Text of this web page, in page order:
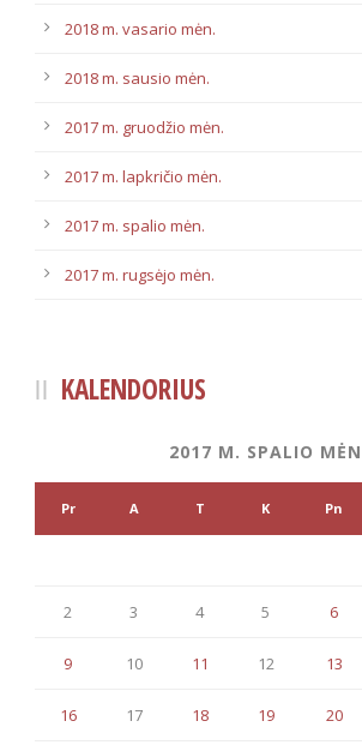
2018 m. vasario mėn.
2018 m. sausio mėn.
2017 m. gruodžio mėn.
2017 m. lapkričio mėn.
2017 m. spalio mėn.
2017 m. rugsėjo mėn.
KALENDORIUS
2017 M. SPALIO
Pr A T K Pn
2 3 4 5 6
9 10 11 12 13
16 17 18 19 20